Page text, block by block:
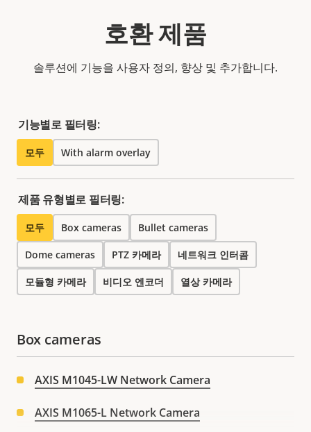
호환 제품
솔루션에 기능을 사용자 정의, 향상 및 추가합니다.
기능별로 필터링:
모두 With alarm overlay
제품 유형별로 필터링:
모두 Box cameras Bullet cameras
Dome cameras PTZ 카메라 네트워크 인터콤
모듈형 카메라 비디오 엔코더 열상 카메라
Box cameras
AXIS M1045-LW Network Camera
AXIS M1065-L Network Camera